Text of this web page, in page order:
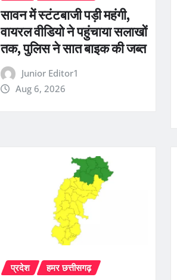
सावन में स्टंटबाजी पड़ी महंगी,
वायरल वीडियो ने पहुंचाया सलाखों
तक, पुलिस ने सात बाइक की जब्त
Junior Editor1
Aug 6, 2026
प्रदेश हमर छत्तीसगढ़